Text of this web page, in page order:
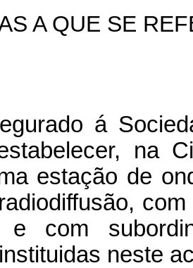
A QUE SE
á
na
estação de
e com
neste